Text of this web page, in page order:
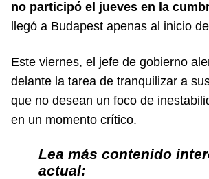
no participó el jueves en la
llegó a Budapest apenas al inicio
Este viernes, el jefe de gobierno
delante la tarea de tranquilizar a
que no desean un foco de
en un momento crítico.
Lea más contenido
actual: